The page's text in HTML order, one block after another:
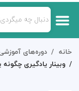
خانه دوره‌های
وبینار یادگیری چگونه